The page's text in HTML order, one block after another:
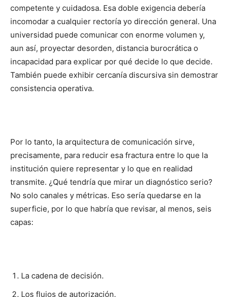
competente y cuidadosa. Esa doble exigencia debería
incomodar a cualquier rectoría yo dirección general. Una
universidad puede comunicar con enorme volumen y,
aun así, proyectar desorden, distancia burocrática o
incapacidad para explicar por qué decide lo que decide.
También puede exhibir cercanía discursiva sin demostrar
consistencia operativa.
Por lo tanto, la arquitectura de comunicación sirve,
precisamente, para reducir esa fractura entre lo que la
institución quiere representar y lo que en realidad
transmite. ¿Qué tendría que mirar un diagnóstico serio?
No solo canales y métricas. Eso sería quedarse en la
superficie, por lo que habría que revisar, al menos, seis
capas:
La cadena de decisión.
Los flujos de autorización.